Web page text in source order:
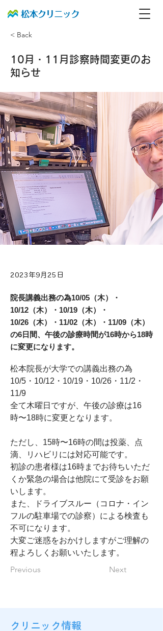
< Back
10月・11月診察時間変更のお
知らせ
2023年9月25日
院長講義出務の為10/05（木）・
10/12（木）・10/19（木）・
10/26（木）・11/02（木）・11/09（木）
の6日間、午後の診療時間が16時から18時
に変更になります。
Previous Next
松本院長が大学での講義出務の為
10/5・10/12・10/19・10/26・11/2・
11/9
全て木曜日ですが、午後の診療は16
時〜18時に変更となります。
ただし、15時〜16時の間は投薬、点
滴、リハビリには対応可能です。
初診の患者様は16時までお待ちいただ
くか緊急の場合は他院にて受診をお願
いします。
また、ドライブスルー（コロナ・イン
フルの駐車場での診察）による検査も
不可になります。
大変ご迷惑をおかけしますがご理解の
程よろしくお願いいたします。
クリニック情報